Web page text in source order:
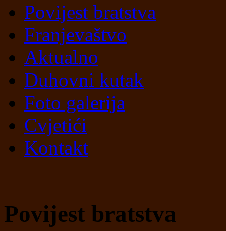
to
contentPovijest bratstva
Franjevaštvo
Aktualno
Duhovni kutak
Foto galerija
Cvjetići
Kontakt
Povijest bratstva